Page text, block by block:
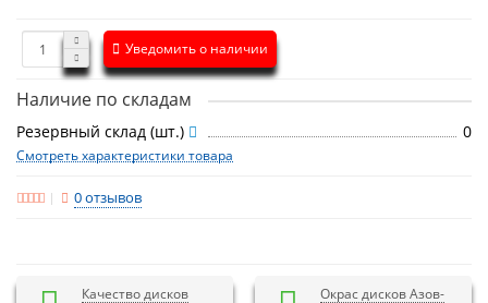
Уведомить о наличии
Наличие по складам
Резервный склад (шт.) 0
Смотреть характеристики товара
0 отзывов
Качество дисков
Окрас дисков Азов-